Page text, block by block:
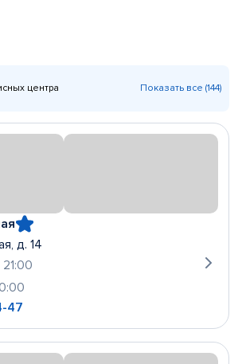
центра Показать все (144)
д. 14
47